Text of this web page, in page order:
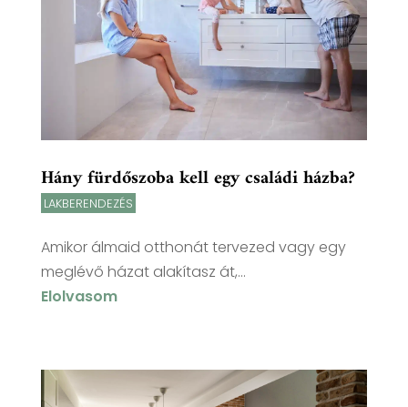
Hány fürdőszoba kell egy családi házba?
LAKBERENDEZÉS
Amikor álmaid otthonát tervezed vagy egy
meglévő házat alakítasz át,...
Elolvasom